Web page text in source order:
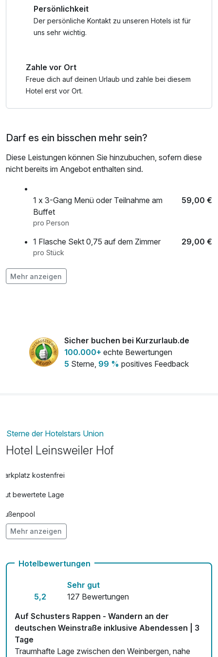
darf der Blick in die Weite schweifen, während Wärme und
Wasser für neue Energie sorgen.
und ausgewählte Pfälzer Weine begleiten Ihre Abende und
lassen Sie die Südpfälzer Lebensart ganz bewusst
genießen.
Wanderungen im Pfälzerwald, ein Bummel durch die
nahe Elsass.
Lebensgefühl zwischen Weinbergen und Weitblick erleben.
Persönlichkeit
Der persönliche Kontakt zu unseren Hotels ist für
uns sehr wichtig.
Zahle vor Ort
Freue dich auf deinen Urlaub und zahle bei diesem
Hotel erst vor Ort.
Darf es ein bisschen mehr sein?
Diese Leistungen können Sie hinzubuchen, sofern diese
nicht bereits im Angebot enthalten sind.
1 x 3-Gang Menü oder Teilnahme am
Buffet
59,00 €
pro Person
1 Flasche Sekt 0,75 auf dem Zimmer 29,00 €
pro Stück
1 Flasche Wein 0,75l
1 x Hydrojet-Liege (Warmwasser-
29,00 €
pro Person (1 Tag/e)
Mehr anzeigen
Sicher buchen bei Kurzurlaub.de
100.000+ echte Bewertungen
5 Sterne, 99 % positives Feedback
Sterne der Hotelstars Union
Hotel Leinsweiler Hof
Parkplatz kostenfrei
Gut bewertete Lage
Außenpool
Hunde im Hotel erlaubt für 29,00 € pro Stück / Tag
Zimmerservice verfügbar
Mit Hotelbar
Mehr anzeigen
Hotelbewertungen
5,2
Sehr gut
127 Bewertungen
Auf Schusters Rappen - Wandern an der
deutschen Weinstraße inklusive Abendessen | 3
Tage
Traumhafte Lage zwischen den Weinbergen, nahe